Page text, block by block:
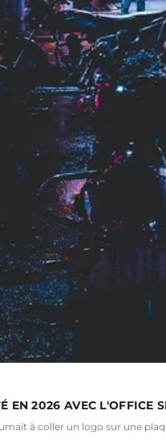
EN 2026 AVEC L'OFFICE
à coller un logo sur une